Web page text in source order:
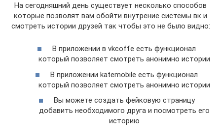
На сегодняшний день существует несколько способов
которые позволят вам обойти внутрение системы вк и
смотреть истории друзей так чтобы это не было видно:
В приложении в vkcoffe есть функционал
который позволяет смотреть анонимно истории
В приложении katemobile есть функционал
который позволяет смотреть анонимно истории
Вы можете создать фейковую страницу
добавить необходимого друга и посмотреть его
историю